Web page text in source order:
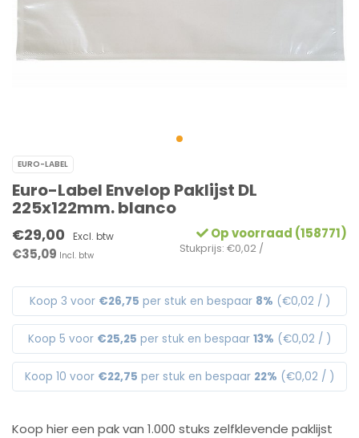
EURO-LABEL
Euro-Label Envelop Paklijst DL
225x122mm. blanco
€29,00 Excl. btw
€35,09 Incl. btw
Op voorraad (158771)
Stukprijs: €0,02 /
Koop 3 voor €26,75 per stuk en bespaar 8% (€0,02 / )
Koop 5 voor €25,25 per stuk en bespaar 13% (€0,02 / )
Koop 10 voor €22,75 per stuk en bespaar 22% (€0,02 / )
Koop hier een pak van 1.000 stuks zelfklevende paklijst